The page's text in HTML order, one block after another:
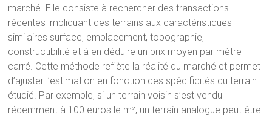
marché. Elle consiste à rechercher des transactions
récentes impliquant des terrains aux caractéristiques
similaires surface, emplacement, topographie,
constructibilité et à en déduire un prix moyen par mètre
carré. Cette méthode reflète la réalité du marché et permet
d’ajuster l’estimation en fonction des spécificités du terrain
étudié. Par exemple, si un terrain voisin s’est vendu
récemment à 100 euros le m², un terrain analogue peut être